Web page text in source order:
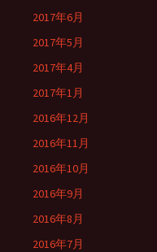
2017年6月
2017年5月
2017年4月
2017年1月
2016年12月
2016年11月
2016年10月
2016年9月
2016年8月
2016年7月